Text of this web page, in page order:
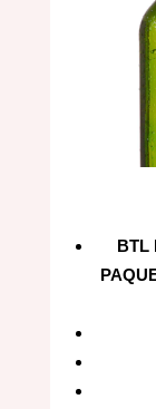
BTL